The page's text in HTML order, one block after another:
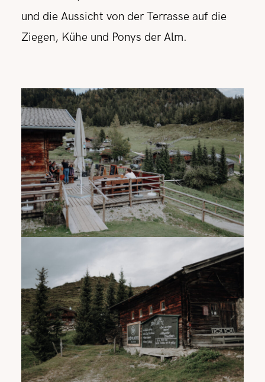
und die Aussicht von der Terrasse auf die
Ziegen, Kühe und Ponys der Alm.